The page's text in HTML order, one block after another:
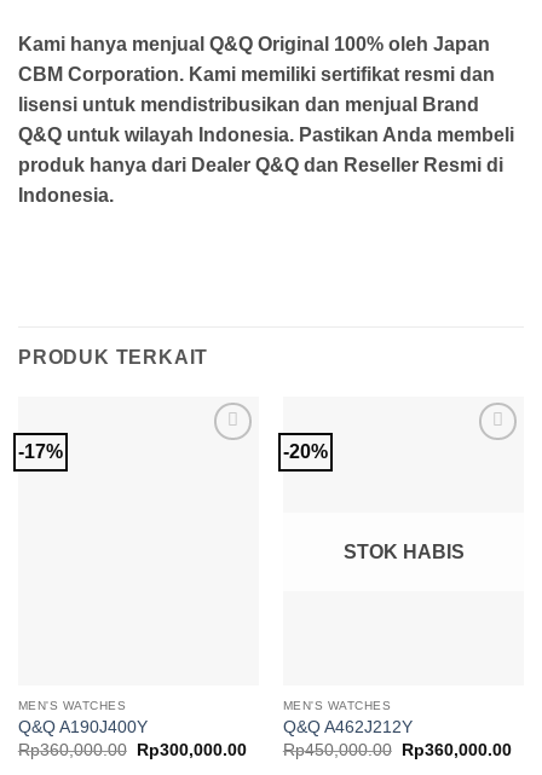
Kami hanya menjual Q&Q Original 100% oleh Japan
CBM Corporation. Kami memiliki sertifikat resmi dan
lisensi untuk mendistribusikan dan menjual Brand
Q&Q untuk wilayah Indonesia. Pastikan Anda membeli
produk hanya dari Dealer Q&Q dan Reseller Resmi di
Indonesia.
PRODUK TERKAIT
-17%
MEN'S WATCHES
Q&Q A190J400Y
Rp360,000.00
Harga
aslinya
Rp300,000.00Harga
-20%
STOK HABIS
MEN'S WATCHES
Q&Q A462J212Y
Rp450,000.00
Harga
aslinya
Rp360,000.00